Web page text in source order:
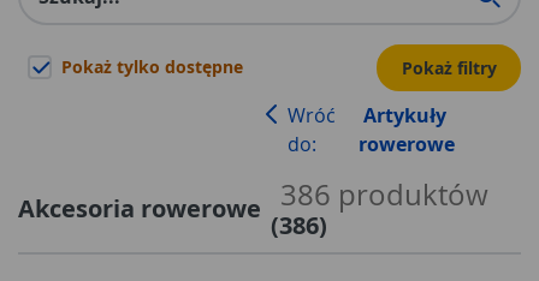
Pokaż tylko dostępne Pokaż filtry
Wróć
do:
Artykuły
rowerowe
Akcesoria rowerowe 386 produktów
(386)